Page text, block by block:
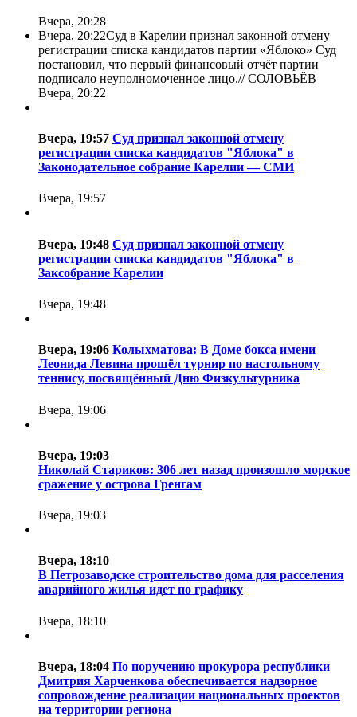
Вчера, 20:28
Вчера, 20:22Суд в Карелии признал законной отмену
регистрации списка кандидатов партии «Яблоко» Суд
постановил, что первый финансовый отчёт партии
подписало неуполномоченное лицо.//СОЛОВЬЁВ
Вчера, 20:22
Вчера, 19:57 Суд признал законной отмену
регистрации списка кандидатов "Яблока" в
Законодательное собрание Карелии — СМИ
Вчера, 19:57
Вчера, 19:48 Суд признал законной отмену
регистрации списка кандидатов "Яблока" в
Заксобрание Карелии
Вчера, 19:48
Вчера, 19:06 Колыхматова: В Доме бокса имени
Леонида Левина прошёл турнир по настольному
теннису, посвящённый Дню Физкультурника
Вчера, 19:06
Вчера, 19:03
Николай Стариков: 306 лет назад произошло морское
сражение у острова Гренгам
Вчера, 19:03
Вчера, 18:10
В Петрозаводске строительство дома для расселения
аварийного жилья идет по графику
Вчера, 18:10
Вчера, 18:04 По поручению прокурора республики
Дмитрия Харченкова обеспечивается надзорное
сопровождение реализации национальных проектов
на территории региона